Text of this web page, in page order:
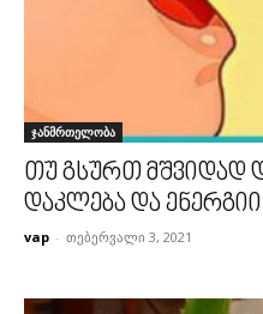
ჯანმრთელობა
თუ გსურთ მშვიდად
დაკლება და
vap - თებერვალი 3, 2021